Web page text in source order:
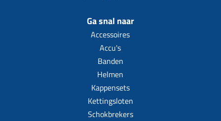
Ga snal naar
Accessoires
Accu's
Banden
Helmen
Kappensets
Kettingsloten
Schokbrekers